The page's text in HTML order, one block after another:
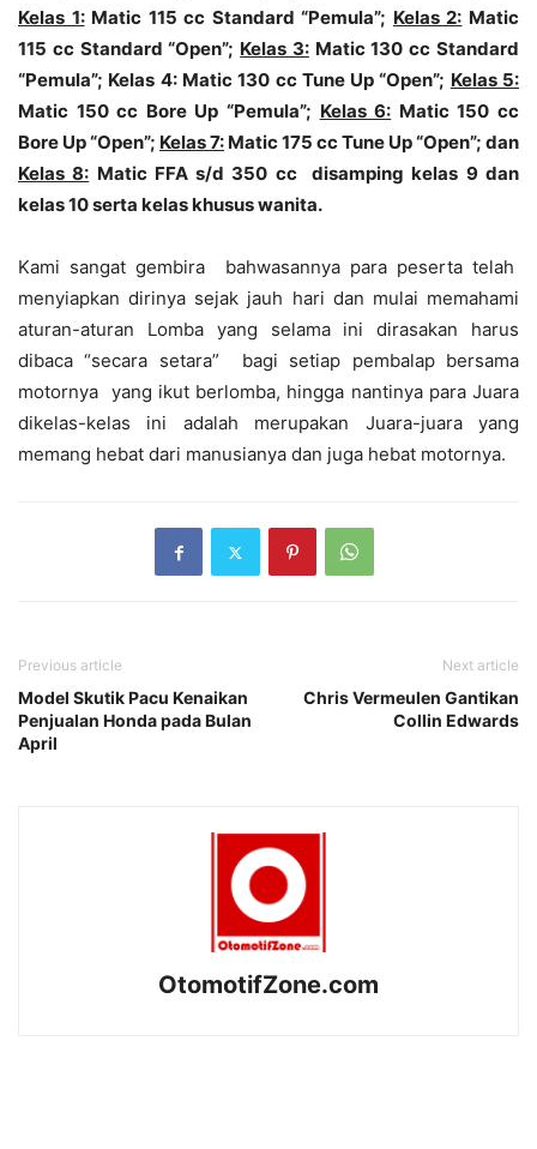
Kelas 1:Matic 115 cc Standard “Pemula”; Kelas 2: Matic
115 cc Standard “Open”; Kelas 3:Matic 130 cc Standard
“Pemula”; Kelas 4: Matic 130 cc Tune Up “Open”; Kelas 5:
Matic 150 cc Bore Up “Pemula”; Kelas 6: Matic 150 cc
Bore Up “Open”; Kelas 7: Matic 175 cc Tune Up “Open”; dan
Kelas 8: Matic FFA s/d 350 cc disamping kelas 9 dan
kelas 10 serta kelas khusus wanita.
Kami sangat gembira bahwasannya para peserta telah
menyiapkan dirinya sejak jauh hari dan mulai memahami
aturan-aturan Lomba yang selama ini dirasakan harus
dibaca “secara setara” bagi setiap pembalap bersama
motornya yang ikut berlomba, hingga nantinya para Juara
dikelas-kelas ini adalah merupakan Juara-juara yang
memang hebat dari manusianya dan juga hebat motornya.
Previous article
Model Skutik Pacu Kenaikan
Penjualan Honda pada Bulan
April
Next article
Chris Vermeulen Gantikan
Collin Edwards
OtomotifZone.com